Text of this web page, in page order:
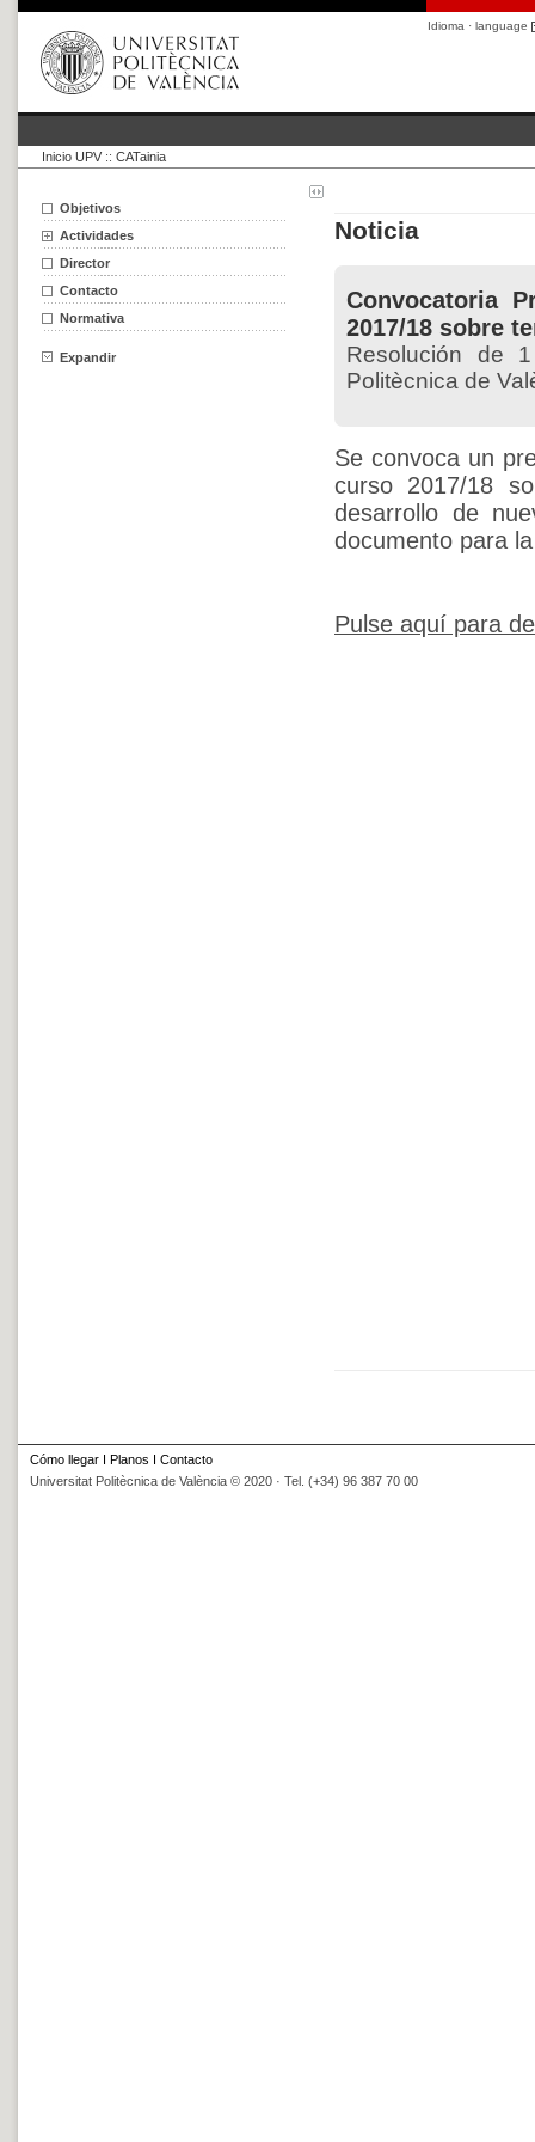
Idioma · language
Inicio UPV :: CATainia
Objetivos
Actividades
Director
Contacto
Normativa
Expandir
Noticia
Convocatoria
2017/18 sobre
Resolución de
Politècnica de
Se convoca un
curso 2017/18
desarrollo de
documento para
Pulse aquí para
Cómo llegar I Planos I Contacto
Universitat Politècnica de València © 2020 · Tel. (+34) 96 387 70 00